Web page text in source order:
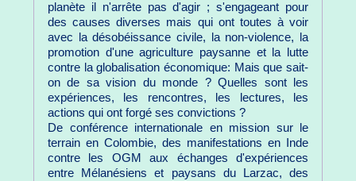
planète il n'arrête pas d'agir ; s'engageant pour
des causes diverses mais qui ont toutes à voir
avec la désobéissance civile, la non-violence, la
promotion d'une agriculture paysanne et la lutte
contre la globalisation économique: Mais que sait-
on de sa vision du monde ? Quelles sont les
expériences, les rencontres, les lectures, les
actions qui ont forgé ses convictions ?
De conférence internationale en mission sur le
terrain en Colombie, des manifestations en Inde
contre les OGM aux échanges d'expériences
entre Mélanésiens et paysans du Larzac, des